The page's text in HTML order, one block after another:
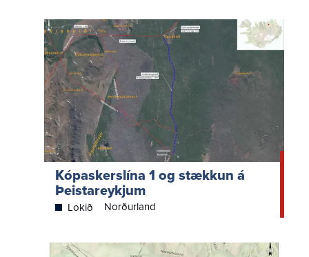
Kópaskerslína 1 og stækkun á
Þeistareykjum
Lokið Norðurland